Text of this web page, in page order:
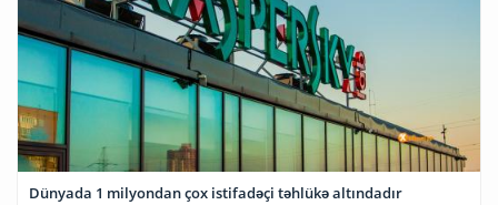
Dünyada 1 milyondan çox istifadəçi təhlükə altındadır